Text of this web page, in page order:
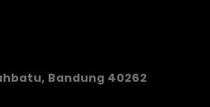
Bandung 40262